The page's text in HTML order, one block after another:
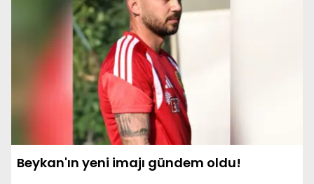
Beykan'ın yeni imajı gündem oldu!